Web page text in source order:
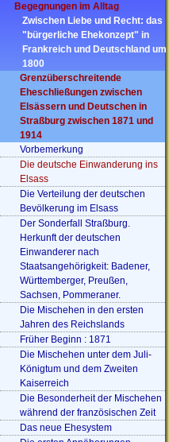
Begegnungen im Alltag
Zwischen Liebe und Recht: das
"bürgerliche Ehekonzept" in
Frankreich und Deutschland um
1800
Grenzüberschreitende
Eheschließungen zwischen
Elsässern und Deutschen in
Straßburg zwischen 1871 und
1914
Vorbemerkung
Die deutsche Einwanderung ins
Elsass
Die Verteilung der deutschen
Bevölkerung im Elsass
Der Sonderfall Straßburg.
Herkunft der deutschen
Einwanderer nach
Staatsangehörigkeit: Badener,
Württemberger, Preußen,
Sachsen, Pommeraner.
Die Mischehen in den ersten
Jahren des Reichslands
Früher Beginn : 1871
Die Mischehen unter dem Juli-
Königtum und dem Zweiten
Kaiserreich
Die Besonderheit der Mischehen
während der französischen Zeit
Das neue Ehesystem